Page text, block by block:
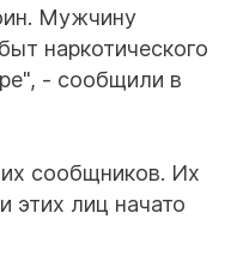
Мужчину
наркотического
- сообщили в
сообщников. Их
этих лиц начато